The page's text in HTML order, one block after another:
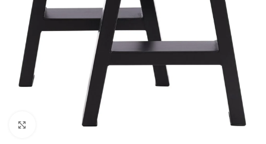
Click to enlarge